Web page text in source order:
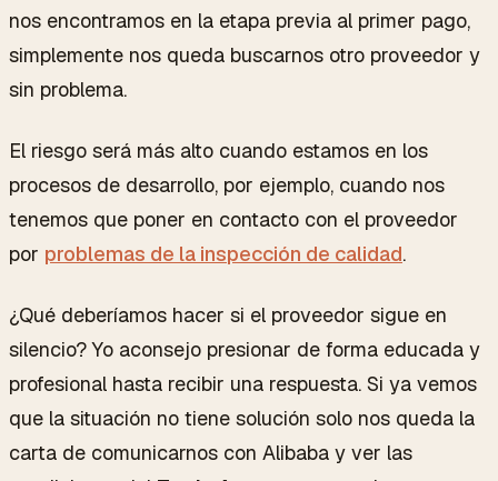
nos encontramos en la etapa previa al primer pago,
simplemente nos queda buscarnos otro proveedor y
sin problema.
El riesgo será más alto cuando estamos en los
procesos de desarrollo, por ejemplo, cuando nos
tenemos que poner en contacto con el proveedor
por problemas de la inspección de calidad.
¿Qué deberíamos hacer si el proveedor sigue en
silencio? Yo aconsejo presionar de forma educada y
profesional hasta recibir una respuesta. Si ya vemos
que la situación no tiene solución solo nos queda la
carta de comunicarnos con Alibaba y ver las